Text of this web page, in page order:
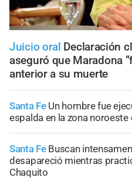
Juicio oral Declaración
aseguró que Maradona
anterior a su muerte
Santa Fe Un hombre fue
espalda en la zona noroeste
Santa Fe Buscan
desapareció mientras
Chaquito